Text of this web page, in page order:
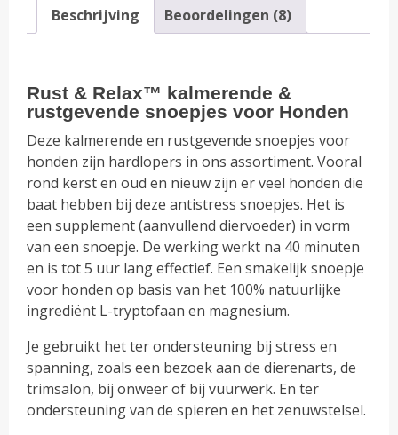
(Kalmerend
&
Beschrijving Beoordelingen (8)
Rust & Relax™ kalmerende &
rustgevende snoepjes voor Honden
Deze kalmerende en rustgevende snoepjes voor
honden zijn hardlopers in ons assortiment. Vooral
rond kerst en oud en nieuw zijn er veel honden die
baat hebben bij deze antistress snoepjes. Het is
een supplement (aanvullend diervoeder) in vorm
van een snoepje. De werking werkt na 40 minuten
en is tot 5 uur lang effectief. Een smakelijk snoepje
voor honden op basis van het 100% natuurlijke
ingrediënt L-tryptofaan en magnesium.
Je gebruikt het ter ondersteuning bij stress en
spanning, zoals een bezoek aan de dierenarts, de
trimsalon, bij onweer of bij vuurwerk. En ter
ondersteuning van de spieren en het zenuwstelsel.